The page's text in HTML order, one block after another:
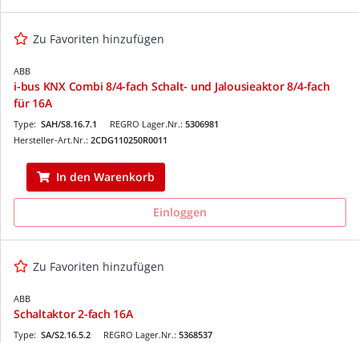
Zu Favoriten hinzufügen
ABB
i-bus KNX Combi 8/4-fach Schalt- und Jalousieaktor 8/4-fach
für 16A
REGRO Lager.Nr.: 5306981
Type: SAH/S8.16.7.1
Hersteller-Art.Nr.: 2CDG110250R0011
In den Warenkorb
Einloggen
Zu Favoriten hinzufügen
ABB
Schaltaktor 2-fach 16A
REGRO Lager.Nr.: 5368537
Type: SA/S2.16.5.2